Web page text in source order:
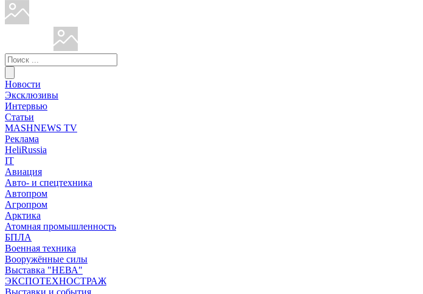
Новости
Эксклюзивы
Интервью
Статьи
MASHNEWS TV
Реклама
HeliRussia
IT
Авиация
Авто- и спецтехника
Автопром
Агропром
Арктика
Атомная промышленность
БПЛА
Военная техника
Вооружённые силы
Выставка "НЕВА"
ЭКСПОТЕХНОСТРАЖ
Выставки и события